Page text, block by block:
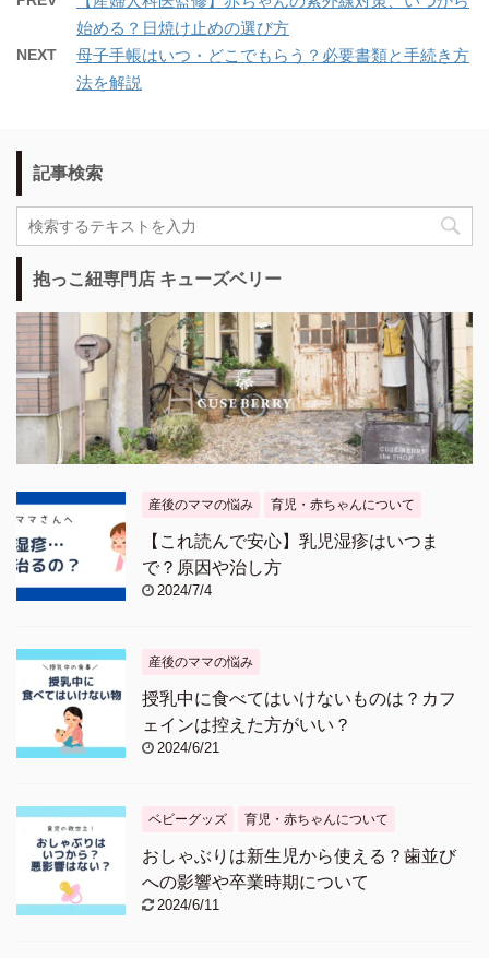
始める？日焼け止めの選び方
NEXT
母子手帳はいつ・どこでもらう？必要書類と手続き方
法を解説
記事検索
抱っこ紐専門店 キューズベリー
産後のママの悩み 育児・赤ちゃんについて
【これ読んで安心】乳児湿疹はいつま
で？原因や治し方
2024/7/4
産後のママの悩み
授乳中に食べてはいけないものは？カフ
ェインは控えた方がいい？
2024/6/21
ベビーグッズ 育児・赤ちゃんについて
おしゃぶりは新生児から使える？歯並び
への影響や卒業時期について
2024/6/11